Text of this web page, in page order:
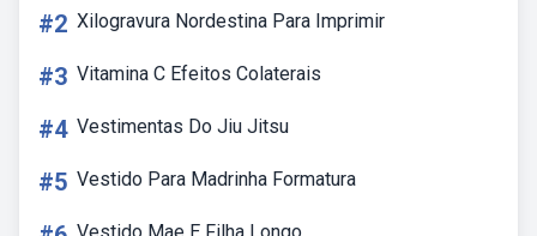
#2 Xilogravura Nordestina Para Imprimir
#3 Vitamina C Efeitos Colaterais
#4 Vestimentas Do Jiu Jitsu
#5 Vestido Para Madrinha Formatura